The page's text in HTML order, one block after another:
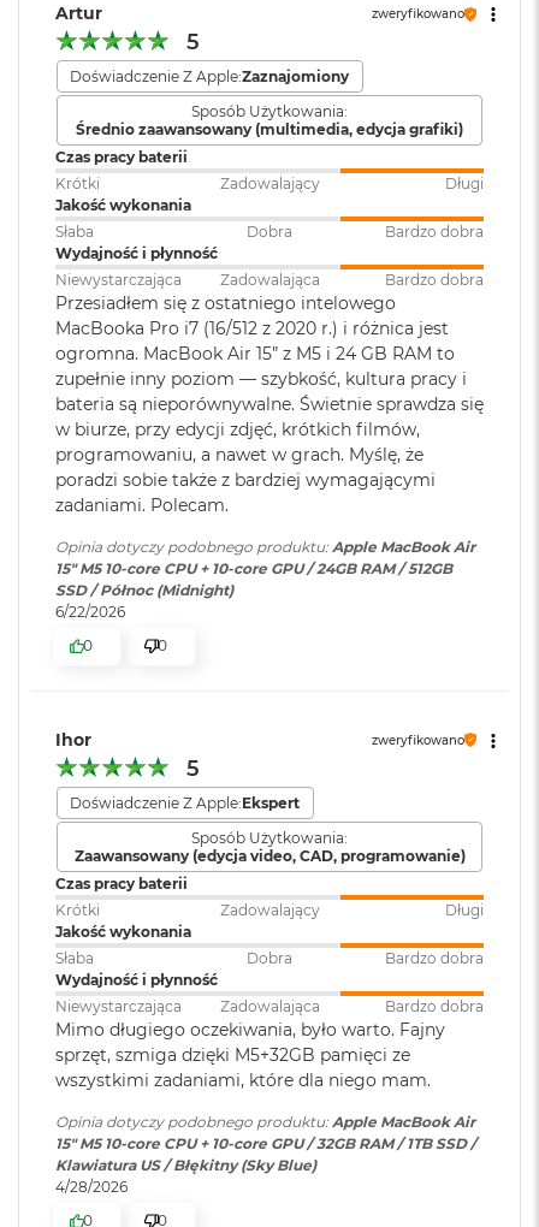
r
2
5
6
G
B
M
a
c
o
o
k
A
i
r
5
1
2
G
B
M
a
c
B
o
o
i
B
M
c
B
o
o
k
A
i
r
2
T
B
M
a
c
B
Apple M5
Apple M5 (10-rdzeniowy procesor CPU + 10-rdzeniowy procesor
GPU + 16-rdzeniowy system Neural Engine)
Akceleratory Neural Accelerator
Sprzętowa akceleracja ray tracingu
153 GB/s przepustowości pamięci
Silnik multimedialny
Sprzętowa akceleracja obsługi H.264, HEVC, ProRes i ProRes RAW
Silnik dekodowania wideo
Silnik kodowania wideo
Silnik kodujący i dekodujący format ProRes
Ładowanie i rozbudowa
Gniazdo słuchawkowe 3,5 mm
Dwa porty Thunderbolt 4 (USB-C) obsługujące:
Ładowanie
DisplayPort
Thunderbolt 4 (do 40 Gb/s)
USB 4 (do 40 Gb/s)
Obsługa wyświetlaczy
Obsługa maksymalnie dwóch wyświetlaczy zewnętrznych:
Dwa wyświetlacze o natywnej rozdzielczości do 6K przy 60
Klawiatura
numeryczna
Podświetlana
klawiatura:
TAK
Touch ID TAK
Obsługa
wyświetlaczy:
Obsługa maks. dwóch
wyświetlaczy zewnętrznych do
6K przy 60 Hz lub jednego
wyświetlacza do 8K przy 60 Hz.
Odtwarzanie wideo: Obsługiwane formaty: m.in.
HEVC,H.264, AV1 i ProRes; HDR z
Dolby Vision, HDR10 i HLG
Odtwarzanie
dźwięku:
Obsługiwane formaty: m.in.
Zainstalowany
system operacyjny
operacyjnego:
macOS Sequoia lub nowszy
Dołączone
oprogramowanie
Wbudowane aplikacje systemu
macOS
Dodatkowe
informacje:
Klawiatura z Touch ID, Gładzik
Force Touch wyczuwający siłę
nacisku, Czujnik światła
otoczenia
Układ klawiatury
Artur zweryfikowano
5
Doświadczenie Z Apple:Zaznajomiony
Sposób Użytkowania:
Średnio zaawansowany (multimedia, edycja grafiki)
Czas pracy baterii
Krótki
Zadowalający
Długi
Jakość wykonania
Słaba
Dobra
Bardzo dobra
Wydajność i płynność
Niewystarczająca
Zadowalająca Bardzo dobra
Przesiadłem się z ostatniego intelowego
MacBooka Pro i7 (16/512 z 2020 r.) i różnica jest
ogromna. MacBook Air 15” z M5 i 24 GB RAM to
zupełnie inny poziom — szybkość, kultura pracy i
bateria są nieporównywalne. Świetnie sprawdza się
w biurze, przy edycji zdjęć, krótkich filmów,
programowaniu, a nawet w grach. Myślę, że
poradzi sobie także z bardziej wymagającymi
zadaniami. Polecam.
Opinia dotyczy podobnego produktu:Apple MacBook Air
15" M5 10‑core CPU + 10‑core GPU / 24GB RAM / 512GB
SSD / Północ (Midnight)
6/22/2026
0
0
Ihor zweryfikowano
5
Doświadczenie Z Apple:Ekspert
Sposób Użytkowania:
Zaawansowany (edycja video, CAD, programowanie)
Czas pracy baterii
Krótki
Zadowalający
Długi
Jakość wykonania
Słaba
Dobra
Bardzo dobra
Wydajność i płynność
Niewystarczająca
Zadowalająca Bardzo dobra
Mimo długiego oczekiwania, było warto. Fajny
sprzęt, szmiga dzięki M5+32GB pamięci ze
wszystkimi zadaniami, które dla niego mam.
Opinia dotyczy podobnego produktu:Apple MacBook Air
15" M5 10‑core CPU + 10‑core GPU / 32GB RAM / 1TB SSD /
Klawiatura US / Błękitny (Sky Blue)
4/28/2026
0
0